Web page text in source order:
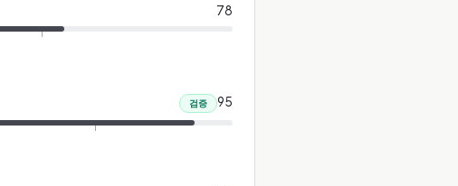
78
검증 95